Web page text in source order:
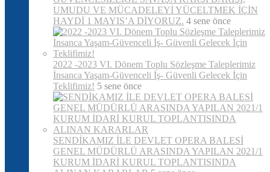
UMUDU VE MÜCADELEYİ YÜCELTMEK İÇİN
HAYDİ 1 MAYIS’A DİYORUZ. 4 sene önce
2022 -2023 VI. Dönem Toplu Sözleşme Taleplerimiz
İnsanca Yaşam-Güvenceli İş- Güvenli Gelecek İçin
Teklifimiz! 5 sene önce
SENDİKAMIZ İLE DEVLET OPERA BALESİ
GENEL MÜDÜRLÜ ARASINDA YAPILAN 2021/1
KURUM İDARİ KURUL TOPLANTISINDA